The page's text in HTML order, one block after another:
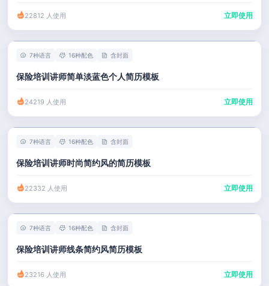
22812 人使用 立即使用
7种语言 16种配色 含封面
保险培训讲师简单淡蓝色个人简历模板
24219 人使用 立即使用
7种语言 16种配色 含封面
保险培训讲师时尚简约风的简历模板
22332 人使用 立即使用
7种语言 16种配色 含封面
保险培训讲师线条简约风简历模板
23216 人使用 立即使用